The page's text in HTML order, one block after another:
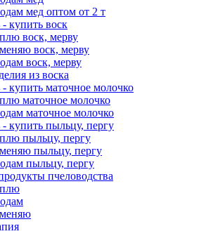
мед оптом от 2 т
купить воск
воск, мерву
воск, мерву
воск, мерву
из воска
купить маточное молочко
маточное молочко
маточное молочко
купить пыльцу, пергу
пыльцу, пергу
пыльцу, пергу
пыльцу, пергу
пчеловодства